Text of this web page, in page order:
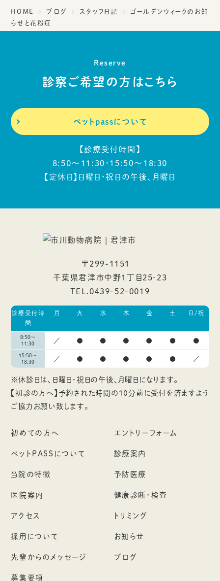
HOME ブログ スタッフ日記
ゴールデンウィークのお知
らせと花粉症
Reserve
診察ご希望の方はこちら
ペットpassについて
【診療受付時間】
8:50～11:30・15:50～18:30
【定休日】日曜日・祝日の午後、月曜日
〒299-1151
千葉県君津市中野1丁目25‐23
TEL.0439-52-0019
診療受付時
間
月 火 水 木 金 土 日/祝
8:50～
11:30
／ ● ● ● ● ● ●
15:50～
18:30
／ ● ● ● ● ● ／
※休診日は、日曜日・祝日の午後、月曜日になります。
【初診の方へ】予約された時間の10分前に受付を済ますよう
ご協力お願い致します。
初めての方へ
ペットPASSについて
当院の特徴
医院案内
アクセス
採用について
先輩からのメッセージ
募集要項
エントリーフォーム
診療案内
予防医療
健康診断・検査
トリミング
お知らせ
ブログ